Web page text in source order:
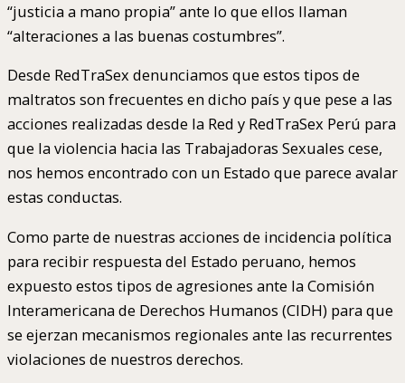
“justicia a mano propia” ante lo que ellos llaman
“alteraciones a las buenas costumbres”.
Desde RedTraSex denunciamos que estos tipos de
maltratos son frecuentes en dicho país y que pese a las
acciones realizadas desde la Red y RedTraSex Perú para
que la violencia hacia las Trabajadoras Sexuales cese,
nos hemos encontrado con un Estado que parece avalar
estas conductas.
Como parte de nuestras acciones de incidencia política
para recibir respuesta del Estado peruano, hemos
expuesto estos tipos de agresiones ante la Comisión
Interamericana de Derechos Humanos (CIDH) para que
se ejerzan mecanismos regionales ante las recurrentes
violaciones de nuestros derechos.